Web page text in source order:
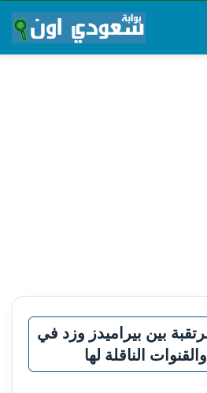
بين بيراميدز وزد في
الناقلة لها